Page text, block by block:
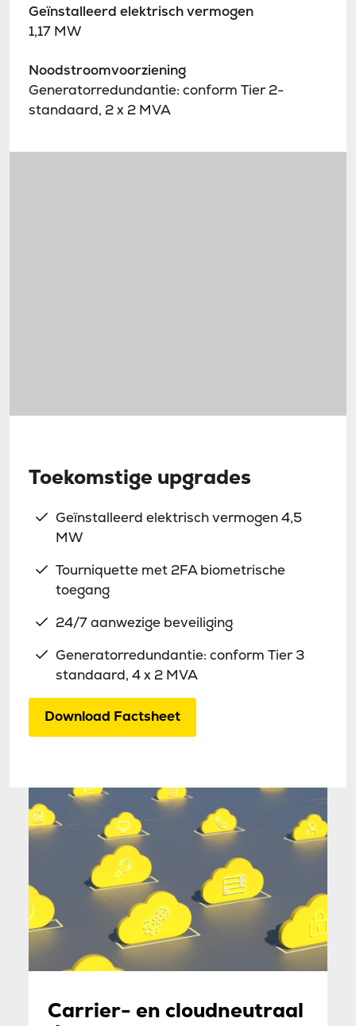
Geïnstalleerd elektrisch vermogen
1,17 MW
Noodstroomvoorziening
Generatorredundantie: conform Tier 2-
standaard, 2 x 2 MVA
Toekomstige upgrades
Geïnstalleerd elektrisch vermogen 4,5
MW
Tourniquette met 2FA biometrische
toegang
24/7 aanwezige beveiliging
Generatorredundantie: conform Tier 3
standaard, 4 x 2 MVA
Download Factsheet
Carrier- en cloudneutraal